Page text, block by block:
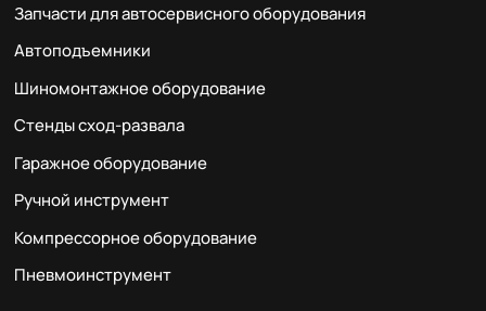
Запчасти для автосервисного оборудования
Автоподъемники
Шиномонтажное оборудование
Стенды сход-развала
Гаражное оборудование
Ручной инструмент
Компрессорное оборудование
Пневмоинструмент